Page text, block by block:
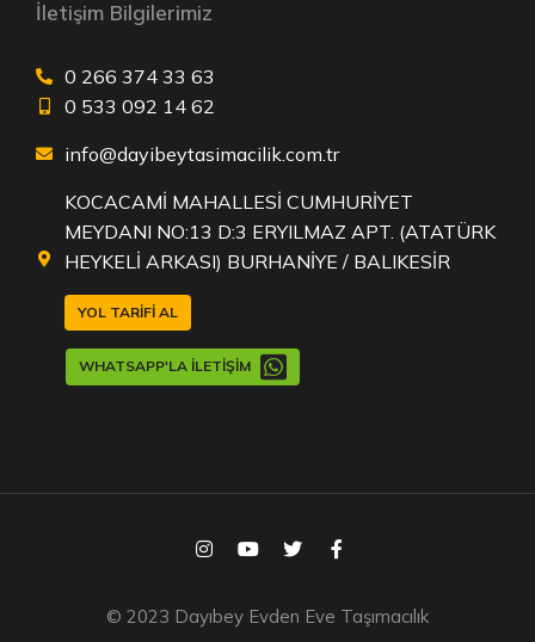
İletişim Bilgilerimiz
0 266 374 33 63
0 533 092 14 62
info@dayibeytasimacilik.com.tr
KOCACAMİ MAHALLESİ CUMHURİYET
MEYDANI NO:13 D:3 ERYILMAZ APT. (ATATÜRK
HEYKELİ ARKASI) BURHANİYE / BALIKESİR
YOL TARIFI AL
WHATSAPP'LA İLETIŞIM
© 2023 Dayıbey Evden Eve Taşımacılık